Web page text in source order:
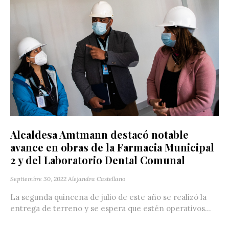
Alcaldesa Amtmann destacó notable
avance en obras de la Farmacia Municipal
2 y del Laboratorio Dental Comunal
Septiembre 30, 2022 Alejandra Castellano
La segunda quincena de julio de este año se realizó la
entrega de terreno y se espera que estén operativos...